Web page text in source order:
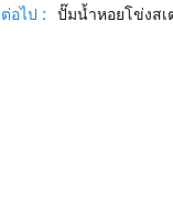
ต่อไป : ปั๊มน้ำหอยโข่งส